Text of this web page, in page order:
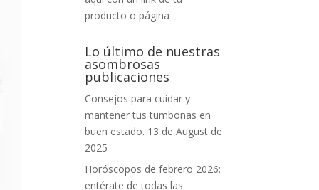
producto o página
Lo último de nuestras
asombrosas
publicaciones
Consejos para cuidar y
mantener tus tumbonas en
buen estado. 13 de August de
2025
Horóscopos de febrero 2026:
entérate de todas las